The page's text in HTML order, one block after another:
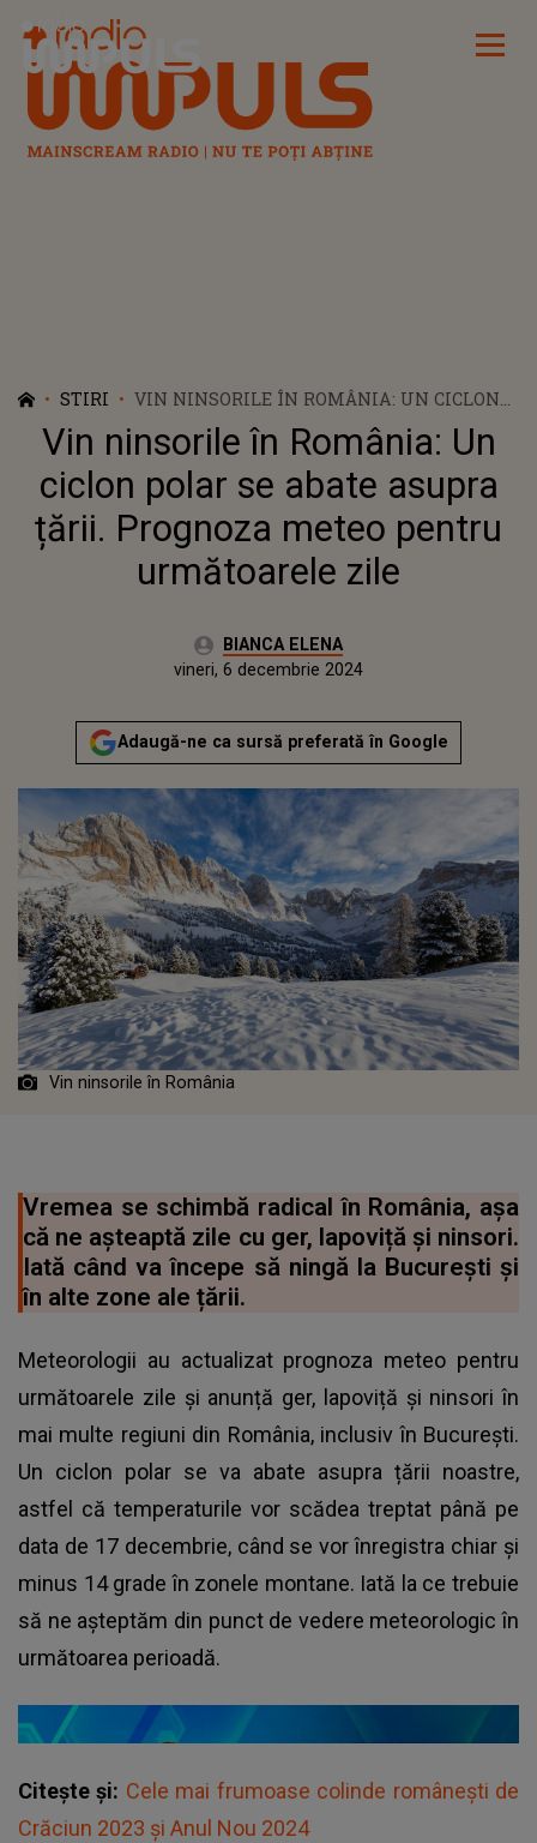
Radio Impuls
STIRI
VIN NINSORILE ÎN ROMÂNIA: UN CICLON
POLAR SE ABATE ASUPRA ȚĂRII.
PROGNOZA METEO PENTRU
URMĂTOARELE ZILE
Vin ninsorile în România: Un
ciclon polar se abate asupra
țării. Prognoza meteo pentru
următoarele zile
Autor:BIANCA ELENA
miercuri, 6 decembrie 2023
Actualizat:
vineri, 6 decembrie 2024
Adaugă-ne ca sursă preferată în Google
Vin ninsorile în România
Vremea se schimbă radical în România, așa
că ne așteaptă zile cu ger, lapoviță și ninsori.
Iată când va începe să ningă la București și
în alte zone ale țării.
Meteorologii au actualizat prognoza meteo pentru
următoarele zile și anunță ger, lapoviță și ninsori în
mai multe regiuni din România, inclusiv în București.
Un ciclon polar se va abate asupra țării noastre,
astfel că temperaturile vor scădea treptat până pe
data de 17 decembrie, când se vor înregistra chiar și
minus 14 grade în zonele montane. Iată la ce trebuie
să ne așteptăm din punct de vedere meteorologic în
următoarea perioadă.
Citește și: Cele mai frumoase colinde românești de
Crăciun 2023 și Anul Nou 2024